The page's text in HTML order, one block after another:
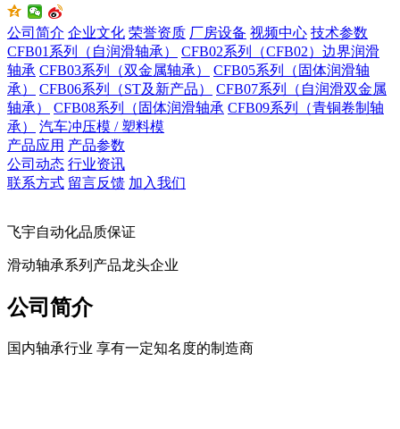
公司简介 企业文化 荣誉资质 厂房设备 视频中心 技术参数
CFB01系列（自润滑轴承）
CFB02系列（CFB02）边界润滑
轴承 CFB03系列（双金属轴承）
CFB05系列（固体润滑轴
承）
CFB06系列（ST及新产品）
CFB07系列（自润滑双金属
轴承）
CFB08系列（固体润滑轴承 CFB09系列（青铜卷制轴
承）
汽车冲压模 / 塑料模
产品应用 产品参数
公司动态 行业资讯
联系方式 留言反馈 加入我们
飞宇自动化品质保证
滑动轴承系列产品龙头企业
公司简介
国内轴承行业 享有一定知名度的制造商